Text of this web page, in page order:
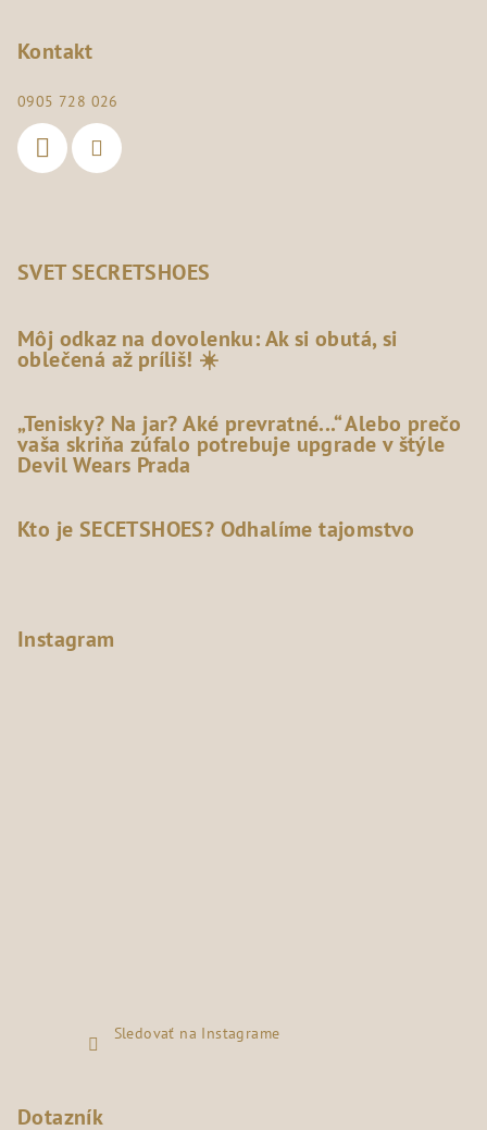
Kontakt
0905 728 026
SVET SECRETSHOES
Môj odkaz na dovolenku: Ak si obutá, si
oblečená až príliš! ☀️
„Tenisky? Na jar? Aké prevratné...“ Alebo prečo
vaša skriňa zúfalo potrebuje upgrade v štýle
Devil Wears Prada
Kto je SECETSHOES? Odhalíme tajomstvo
Instagram
Sledovať na Instagrame
Dotazník